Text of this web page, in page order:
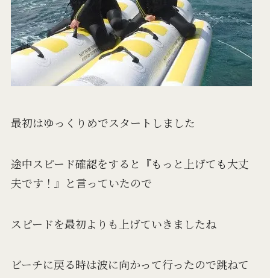
最初はゆっくりめでスタートしました
途中スピード確認をすると『もっと上げても大丈
夫です！』と言っていたので
スピードを最初よりも上げていきましたね
ビーチに戻る時は波に向かって行ったので跳ねて